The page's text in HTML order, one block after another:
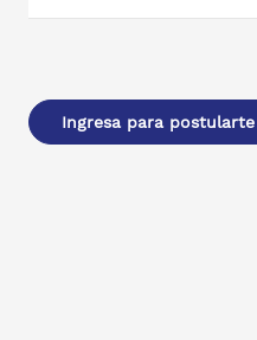
Ingresa para postularte